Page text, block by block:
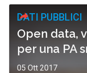
DATI PUBBLICI
Open data,
per una PA
05 Ott 2017